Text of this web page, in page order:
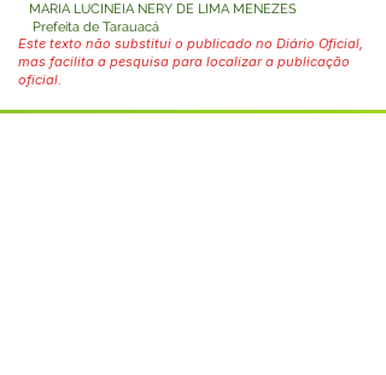
MARIA LUCINEIA NERY DE LIMA MENEZES
Prefeita de Tarauacá
Este texto não substitui o publicado no Diário Oficial,
mas facilita a pesquisa para localizar a publicação
oficial.